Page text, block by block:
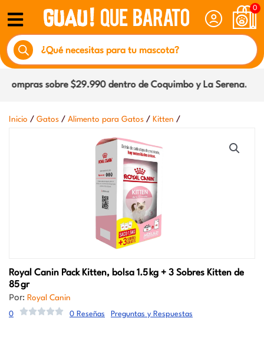
contenido
0
Búsqueda
de
productos
sobre $29.990 dentro de Coquimbo y La Serena.
Inicio / Gatos / Alimento para Gatos / Kitten /
Royal Canin Pack Kitten, bolsa 1.5 kg + 3 Sobres Kitten de
85 gr
Por: Royal Canin
0 0 Reseñas Preguntas y Respuestas